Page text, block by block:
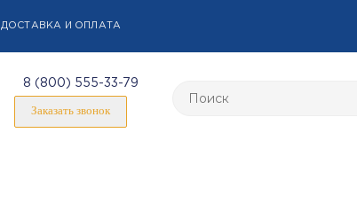
ДОСТАВКА И ОПЛАТА
8 (800) 555-33-79
Заказать звонок